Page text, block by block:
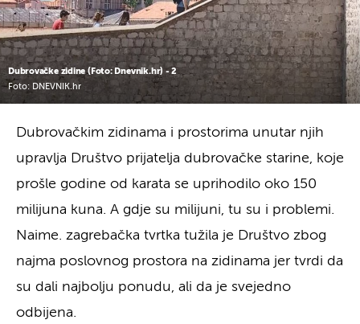
Dubrovačke zidine (Foto: Dnevnik.hr) - 2
Foto: DNEVNIK.hr
Dubrovačkim zidinama i prostorima unutar njih
upravlja Društvo prijatelja dubrovačke starine, koje
prošle godine od karata se uprihodilo oko 150
milijuna kuna. A gdje su milijuni, tu su i problemi.
Naime. zagrebačka tvrtka tužila je Društvo zbog
najma poslovnog prostora na zidinama jer tvrdi da
su dali najbolju ponudu, ali da je svejedno
odbijena.